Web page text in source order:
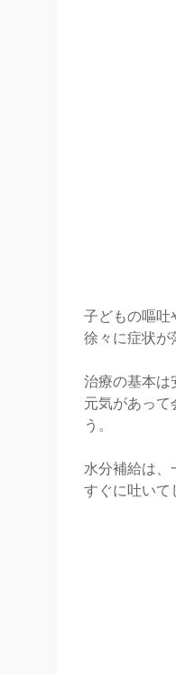
子どもの嘔吐
徐々に症状が
治療の基本は
元気があって
う。
水分補給は、
すぐに吐いて